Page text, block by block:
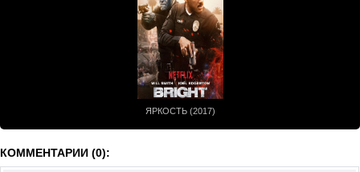
ЯРКОСТЬ (2017)
КОММЕНТАРИИ (0):